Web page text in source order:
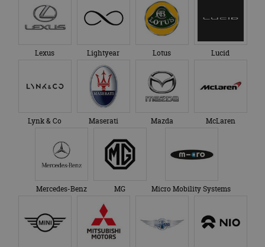
Lexus Lightyear Lotus Lucid
Lynk & Co Maserati Mazda McLaren
Mercedes-Benz MG Micro Mobility Systems